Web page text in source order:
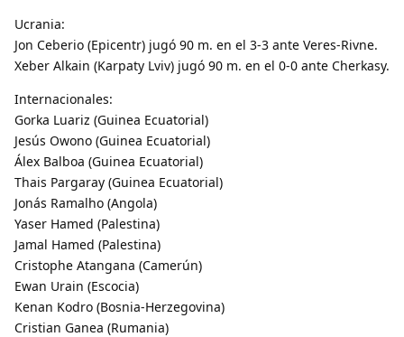
Ucrania:
Jon Ceberio (Epicentr) jugó 90 m. en el 3-3 ante Veres-Rivne.
Xeber Alkain (Karpaty Lviv) jugó 90 m. en el 0-0 ante Cherkasy.
Internacionales:
Gorka Luariz (Guinea Ecuatorial)
Jesús Owono (Guinea Ecuatorial)
Álex Balboa (Guinea Ecuatorial)
Thais Pargaray (Guinea Ecuatorial)
Jonás Ramalho (Angola)
Yaser Hamed (Palestina)
Jamal Hamed (Palestina)
Cristophe Atangana (Camerún)
Ewan Urain (Escocia)
Kenan Kodro (Bosnia-Herzegovina)
Cristian Ganea (Rumania)